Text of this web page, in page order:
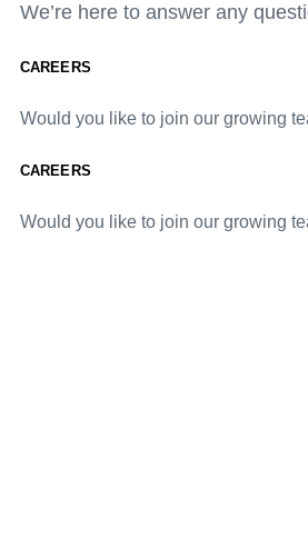
We’re here to answer any
CAREERS
Would you like to join our growing
CAREERS
Would you like to join our growing